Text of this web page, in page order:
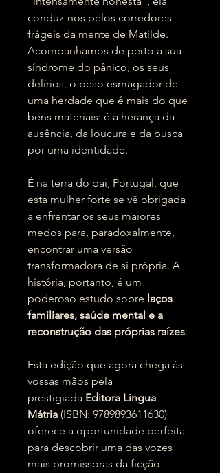
conduz-nos pelos corredores
frágeis da mente de Matilde.
Acompanhamos de perto a sua
síndrome do pânico, os seus
delírios, o peso esmagador de
uma herdade que é mais do que
bens materiais: é a herança da
ausência, da loucura e da busca
por uma identidade.
É na terra do pai, Portugal, que
esta mulher forte se vê obrigada
a enfrentar os seus maiores
medos para, paradoxalmente,
encontrar uma versão
transformadora de si própria. A
história, portanto, é um
poderoso estudo sobre laços
familiares, saúde mental e a
reconstrução das próprias raízes.
Esta edição que agora chega às
vossas mãos pela
prestigiada Editora Lingua
Mátria (ISBN: 9789893611630)
oferece a oportunidade perfeita
para descobrir uma das vozes
mais promissoras da ficção